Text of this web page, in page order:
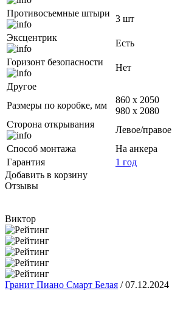
Противосъемные штыри
3 шт
Эксцентрик
Есть
Горизонт безопасности
Нет
Другое
Размеры по коробке, мм
860 х 2050
980 х 2080
Сторона открывания
Левое/правое
Способ монтажа
На анкера
Гарантия
1 год
Добавить в корзину
Отзывы
Виктор
Гранит Пиано Смарт Белая /07.12.2024